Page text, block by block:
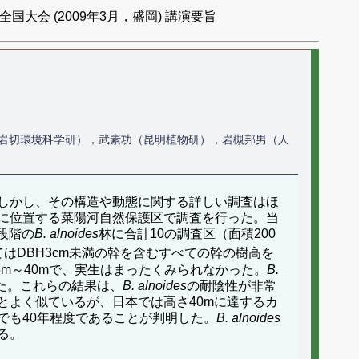
国大会 (2009年3月，盛岡) 講演要旨
環境科学研），武素功（昆明植物研），岩槻邦男（人
かし、その構造や動態に関する詳しい調査はほ
位置する菜陽河自然保護区で調査を行った。当
階のB. alnoides林に合計10の調査区（面積200
はDBH3cm未満の幹を含むすべての幹の樹高を
～40mで、実生はまったくみられなかった。 B.
これらの結果は、 B. alnoidesの耐陰性が非常
よく似ているが、日本では高さ40mに達するカ
も40年程度であることが判明した。 B. alnoides
。